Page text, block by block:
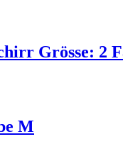
Grösse: 2
M